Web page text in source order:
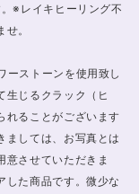
※レイキヒーリング不
。
ストーンを使用致し
生じるクラック（ヒ
れることがございます
ましては、お写真とは
意させていただきま
した商品です。微少な